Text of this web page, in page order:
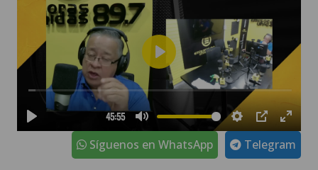
Telegram
Síguenos en WhatsApp